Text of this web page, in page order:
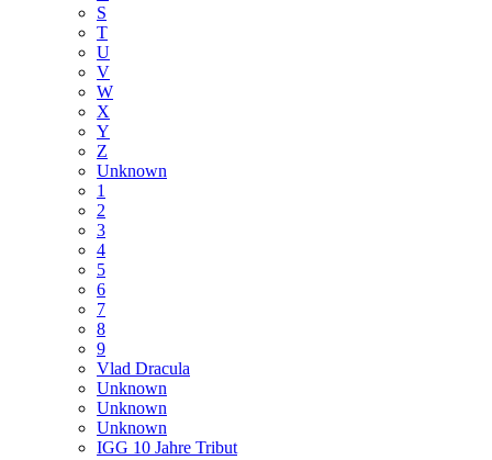
S
T
U
V
W
X
Y
Z
Unknown
1
2
3
4
5
6
7
8
9
Vlad Dracula
Unknown
Unknown
Unknown
IGG 10 Jahre Tribut